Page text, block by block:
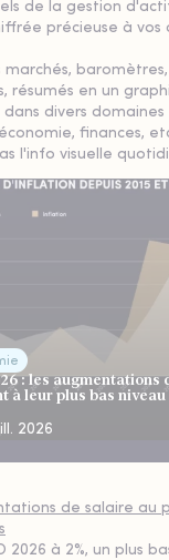
de la gestion
précieuse à vos
marchés,
résumés en un
divers domaines
finances,
l'info visuelle
: les augmentations
à leur plus bas niveau
2026
de salaire au
2026 à 2%, un plus